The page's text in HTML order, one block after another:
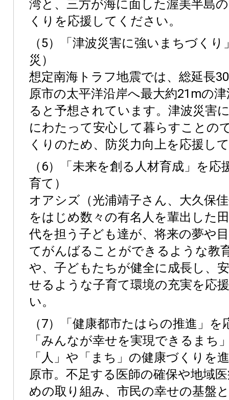
湾と、三方が海に面した渥美半島
くりを応援してください。
（5）「津波災害に強いまちづくり
災）
想定南海トラフ地震では、総延長
原市の太平洋沿岸へ最大約21mの
ると予想されています。津波災害
にわたって安心して暮らすことの
くりのため、防災力向上を応援し
（6）「未来を創る人材育成」を応
育て）
オアシズ（光浦靖子さん、大久保
をはじめ数々の有名人を輩出した
代を担う子ども達が、将来の夢や
てがんばることができるような教
や、子どもたちが健全に成長し、
せるような子育て環境の充実を応
い。
（7）「健康都市たはらの推進」を
「みんなが幸せを実現できるまち
「人」や「まち」の健康づくりを
原市。不足する医師の確保や地域
めの取り組み、市民の幸せの基盤